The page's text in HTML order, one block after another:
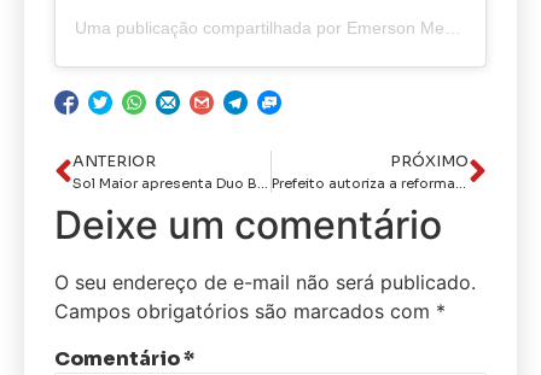
ANTERIOR
Sol Maior apresenta Duo Bravia no Dia Internacional da Mulher
PRÓXIMO
Prefeito autoriza a reforma de oito UBS, anuncia a inauguração do Hospital Dia no mês de junho e apresenta Revista João Pessoa Cuida Mais
Deixe um comentário
O seu endereço de e-mail não será publicado.
Campos obrigatórios são marcados com *
Comentário*